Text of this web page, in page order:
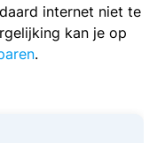
internet niet te
kan je op
.